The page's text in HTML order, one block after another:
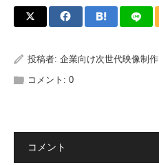
投稿者: 企業向け次世代映像制作
コメント: 0
コメント